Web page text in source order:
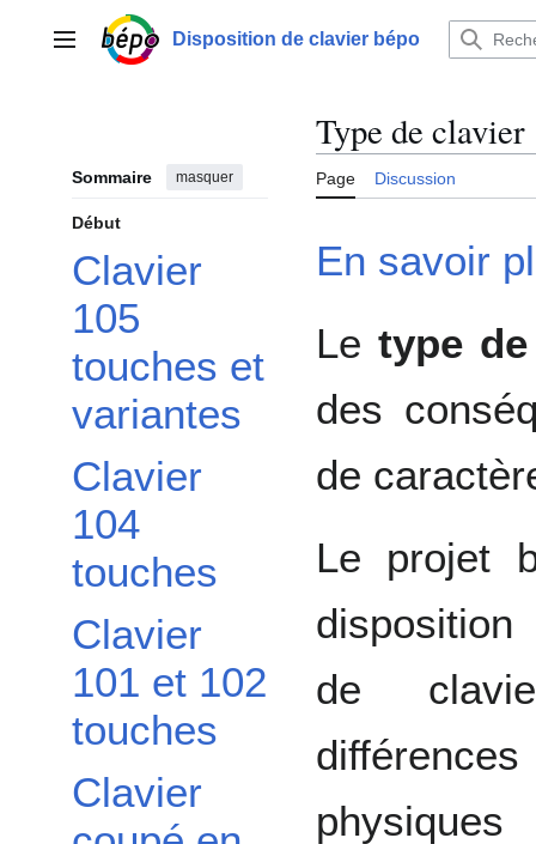
contenuMenu principalDisposition de clavier bépo
Sommaire masquer
Début
Clavier
105
touches et
variantes
Clavier
104
touches
Clavier
101 et 102
touches
Clavier
Type de clavier
Page Discussion
En savoir
Letype
des
de
Le projet
disposition
de